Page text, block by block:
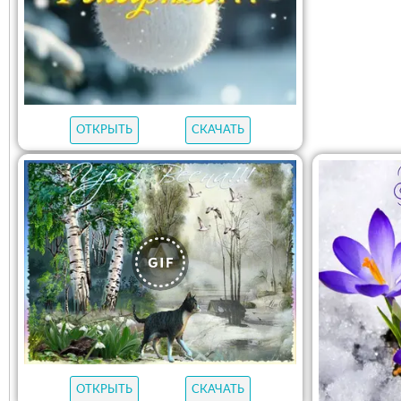
ОТКРЫТЬ СКАЧАТЬ
ОТКРЫТЬ СКАЧАТЬ